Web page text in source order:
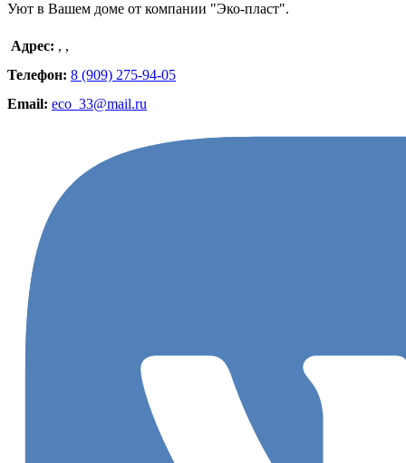
Уют в Вашем доме от компании "Эко-пласт".
Адрес: , ,
Телефон: 8 (909) 275-94-05
Email: eco_33@mail.ru